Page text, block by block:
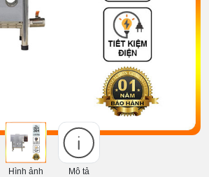
Hình ảnh Mô tả